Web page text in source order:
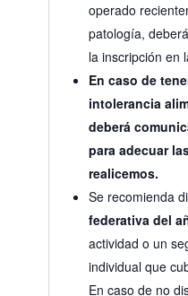
operado
patología,
la inscripción en
En caso de
intolerancia
deberá
para adecuar
realicemos.
Se recomienda
federativa del
actividad o un
individual que
En caso de no